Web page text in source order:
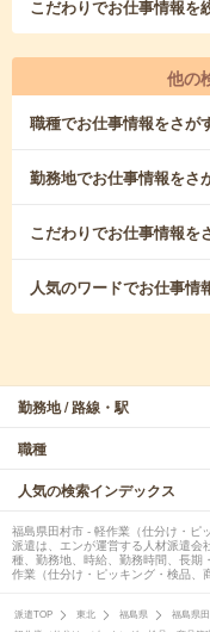
こだわりでお仕事情報を
他の
職種でお仕事情報をさが
勤務地でお仕事情報をさ
こだわりでお仕事情報を
人気のワードでお仕事情
勤務地 / 路線・駅
職種
人気の検索インデックス
福島県田村市 - 軽作業（仕分け・ピ
派遣は、エンが運営する人材派遣会
種、勤務地、時給、勤務時間、長期
作業（仕分け・ピッキング・検品、
派遣TOP 東北 福島県 福島県